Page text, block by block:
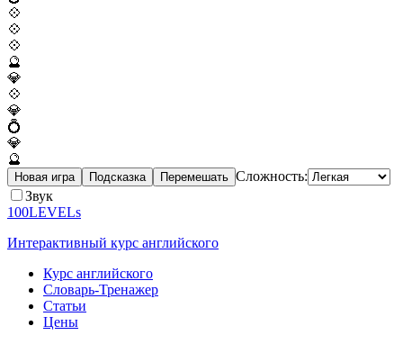
💠
💠
💠
🔮
💎
💠
💎
💍
💎
🔮
Новая игра Подсказка Перемешать Сложность:
Звук
100LEVELs
Интерактивный курс английского
Курс английского
Словарь-Тренажер
Статьи
Цены